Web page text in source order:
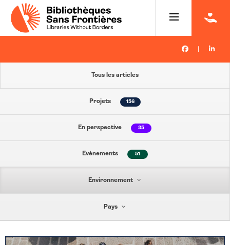
Tous les articles
Projets 156
En perspective 35
Evènements 51
Environnement
Pays